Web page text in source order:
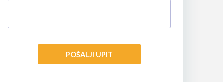
POŠALJI UPIT